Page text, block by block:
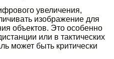
увеличения,
изображение для
объектов. Это особенно
или в тактических
может быть критически